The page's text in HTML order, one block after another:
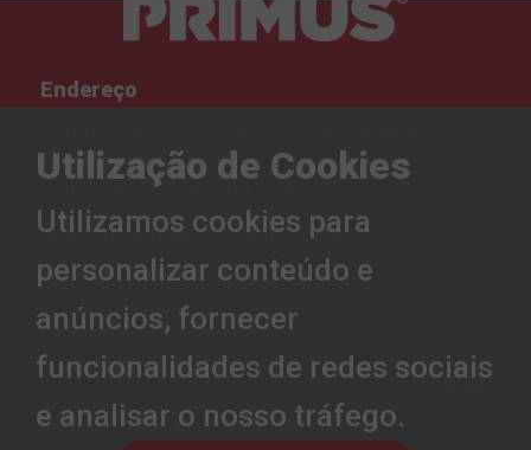
Utilização de Cookies
Utilizamos cookies para
personalizar conteúdo e
anúncios, fornecer
funcionalidades de redes sociais
e analisar o nosso tráfego.
Endereço
Agrícolas Ltda - EPP.
CNPJ: 08.395.306/0001-04.
Rua Ottmar Benno Schultz, 3306
Distr. Industrial - Venâncio Aires/RS.
Contato
(51) 99530-1919
comercial@maquinasprimus.com.br